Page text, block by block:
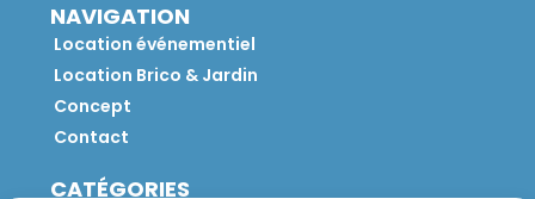
NAVIGATION
Location événementiel
Location Brico & Jardin
Concept
Contact
CATÉGORIES